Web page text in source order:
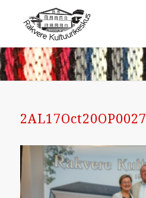
2AL17Oct20OP0027